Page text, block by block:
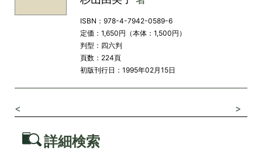
ISBN：978-4-7942-0589-6
定価：1,650円（本体：1,500円）
判型：四六判
頁数：224頁
初版刊行日：1995年02月15日
< >
詳細検索